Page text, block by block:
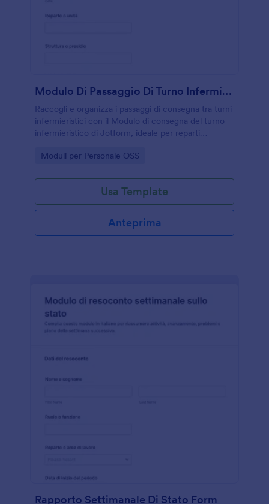
Modulo Di Passaggio Di Turno Infermieristico
Raccogli e organizza i passaggi di consegna tra turni
infermieristici con il Modulo di consegna del turno
infermieristico di Jotform, ideale per reparti
raccolta dati coerente.
Go to Category:
Moduli per Personale OSS
Usa Template
Anteprima
Rapporto Settimanale Di Stato Form